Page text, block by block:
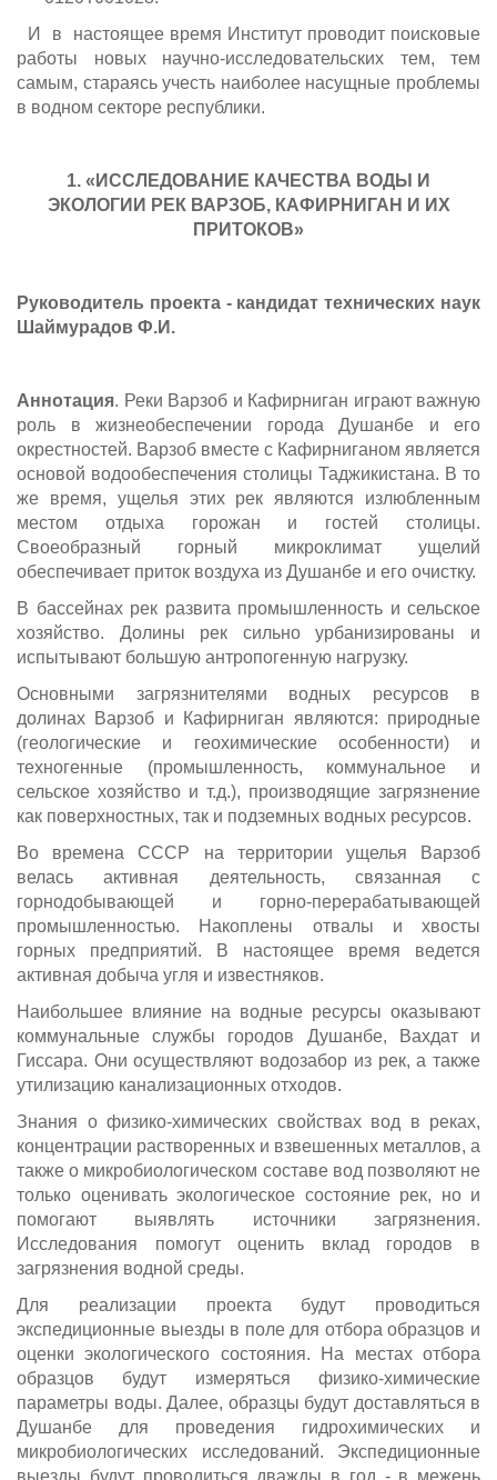
И в настоящее время Институт проводит поисковые
работы новых научно-исследовательских тем, тем
самым, стараясь учесть наиболее насущные проблемы
в водном секторе республики.
1. «ИССЛЕДОВАНИЕ КАЧЕСТВА ВОДЫ И
ЭКОЛОГИИ РЕК ВАРЗОБ, КАФИРНИГАН И ИХ
ПРИТОКОВ»
Руководитель проекта - кандидат технических наук
Шаймурадов Ф.И.
Аннотация. Реки Варзоб и Кафирниган играют важную
роль в жизнеобеспечении города Душанбе и его
окрестностей. Варзоб вместе с Кафирниганом является
основой водообеспечения столицы Таджикистана. В то
же время, ущелья этих рек являются излюбленным
местом отдыха горожан и гостей столицы.
Своеобразный горный микроклимат ущелий
обеспечивает приток воздуха из Душанбе и его очистку.
В бассейнах рек развита промышленность и сельское
хозяйство. Долины рек сильно урбанизированы и
испытывают большую антропогенную нагрузку.
Основными загрязнителями водных ресурсов в
долинах Варзоб и Кафирниган являются: природные
(геологические и геохимические особенности) и
техногенные (промышленность, коммунальное и
сельское хозяйство и т.д.), производящие загрязнение
как поверхностных, так и подземных водных ресурсов.
Во времена СССР на территории ущелья Варзоб
велась активная деятельность, связанная с
горнодобывающей и горно-перерабатывающей
промышленностью. Накоплены отвалы и хвосты
горных предприятий. В настоящее время ведется
активная добыча угля и известняков.
Наибольшее влияние на водные ресурсы оказывают
коммунальные службы городов Душанбе, Вахдат и
Гиссара. Они осуществляют водозабор из рек, а также
утилизацию канализационных отходов.
Знания о физико-химических свойствах вод в реках,
концентрации растворенных и взвешенных металлов, а
также о микробиологическом составе вод позволяют не
только оценивать экологическое состояние рек, но и
помогают выявлять источники загрязнения.
Исследования помогут оценить вклад городов в
загрязнения водной среды.
Для реализации проекта будут проводиться
экспедиционные выезды в поле для отбора образцов и
оценки экологического состояния. На местах отбора
образцов будут измеряться физико-химические
параметры воды. Далее, образцы будут доставляться в
Душанбе для проведения гидрохимических и
микробиологических исследований. Экспедиционные
выезды будут проводиться дважды в год - в межень